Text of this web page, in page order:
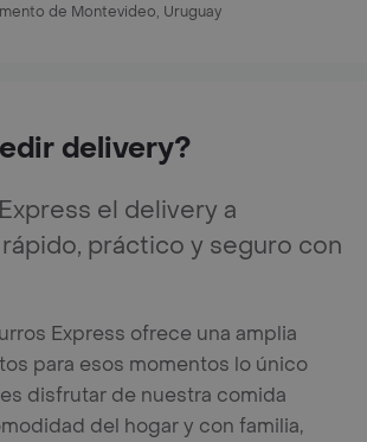
de Montevideo, Uruguay
delivery?
el delivery a
práctico y seguro con
Express ofrece una amplia
para esos momentos lo único
disfrutar de nuestra comida
del hogar y con familia,